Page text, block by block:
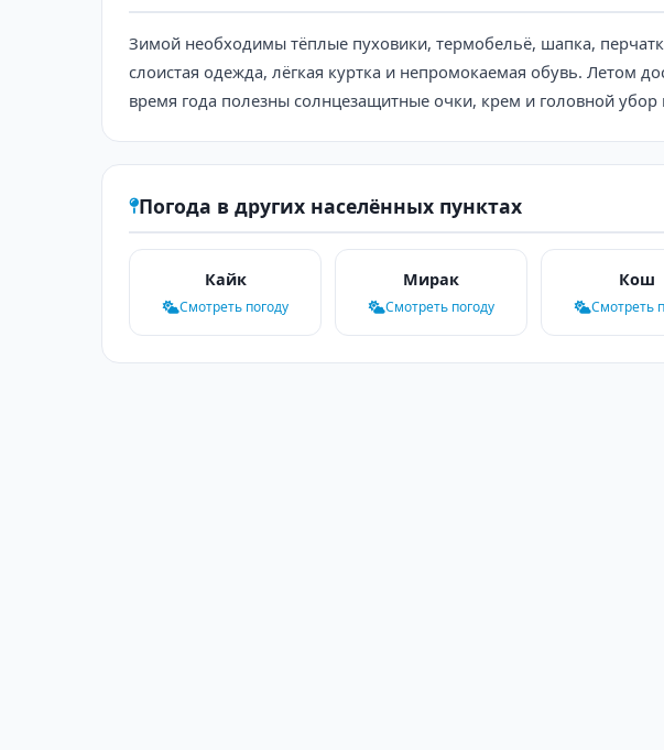
Зимой необходимы тёплые пуховики, термобельё, шапка,
слоистая одежда, лёгкая куртка и непромокаемая обувь. Летом
время года полезны солнцезащитные очки, крем и головной убор
Погода в других населённых пунктах
Кайк
Смотреть погоду
Мирак
Смотреть погоду
Кош
Смотреть